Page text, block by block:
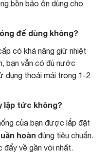
bồn bảo ôn dùng cho
để dùng không?
có khả năng giữ nhiệt
bạn vẫn có đủ nước
dụng thoải mái trong 1-2
lập tức không?
của bạn được lắp đặt
hoàn đúng tiêu chuẩn.
về gần vòi nhất.